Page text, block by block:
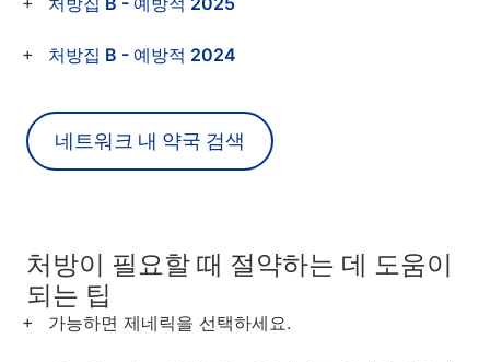
처방집 B - 예방적 2024
네트워크 내 약국 검색
처방이 필요할 때 절약하는 데 도움이
되는 팁
가능하면 제네릭을 선택하세요.